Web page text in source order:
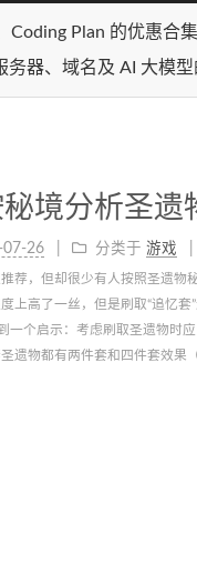
Plan 的优惠合
器、域名及 AI 大模
秘境分析圣遗
07-26 分类于 游戏
荐，但却很少有人按照圣遗
上高了一丝，但是刷取“追忆
一个启示：考虑刷取圣遗物时
遗物都有两件套和四件套效果